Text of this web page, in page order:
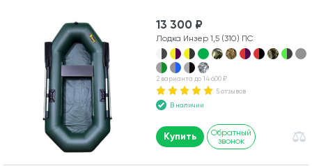
13 300 ₽
Лодка Инзер 1,5 (310) ПС
2 варианта до 14 600 ₽
5 отзывов
В наличии
Купить
Обратный
звонок